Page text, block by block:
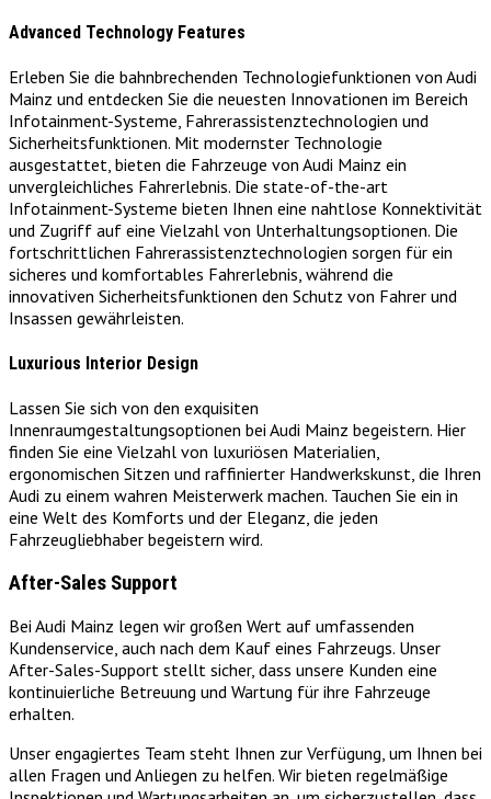
Advanced Technology Features
Erleben Sie die bahnbrechenden Technologiefunktionen von Audi
Mainz und entdecken Sie die neuesten Innovationen im Bereich
Infotainment-Systeme, Fahrerassistenztechnologien und
Sicherheitsfunktionen. Mit modernster Technologie
ausgestattet, bieten die Fahrzeuge von Audi Mainz ein
unvergleichliches Fahrerlebnis. Die state-of-the-art
Infotainment-Systeme bieten Ihnen eine nahtlose Konnektivität
und Zugriff auf eine Vielzahl von Unterhaltungsoptionen. Die
fortschrittlichen Fahrerassistenztechnologien sorgen für ein
sicheres und komfortables Fahrerlebnis, während die
innovativen Sicherheitsfunktionen den Schutz von Fahrer und
Insassen gewährleisten.
Luxurious Interior Design
Lassen Sie sich von den exquisiten
Innenraumgestaltungsoptionen bei Audi Mainz begeistern. Hier
finden Sie eine Vielzahl von luxuriösen Materialien,
ergonomischen Sitzen und raffinierter Handwerkskunst, die Ihren
Audi zu einem wahren Meisterwerk machen. Tauchen Sie ein in
eine Welt des Komforts und der Eleganz, die jeden
Fahrzeugliebhaber begeistern wird.
After-Sales Support
Bei Audi Mainz legen wir großen Wert auf umfassenden
Kundenservice, auch nach dem Kauf eines Fahrzeugs. Unser
After-Sales-Support stellt sicher, dass unsere Kunden eine
kontinuierliche Betreuung und Wartung für ihre Fahrzeuge
erhalten.
Unser engagiertes Team steht Ihnen zur Verfügung, um Ihnen bei
allen Fragen und Anliegen zu helfen. Wir bieten regelmäßige